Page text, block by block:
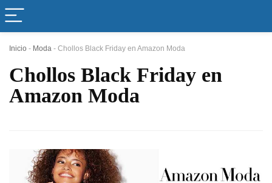
Inicio - Moda - Chollos Black Friday en Amazon Moda
Chollos Black Friday en
Amazon Moda